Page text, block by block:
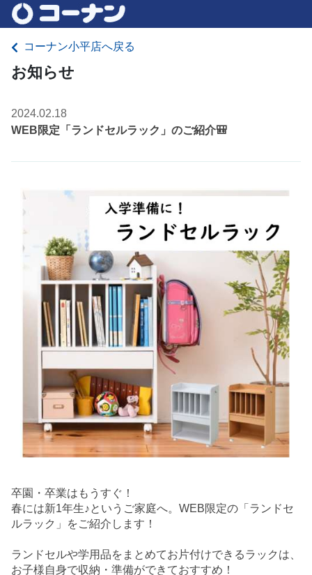
コーナン小平店へ戻る
お知らせ
2024.02.18
WEB限定「ランドセルラック」のご紹介🎒
卒園・卒業はもうすぐ！
春には新1年生♪というご家庭へ。WEB限定の「ランドセ
ルラック」をご紹介します！
ランドセルや学用品をまとめてお片付けできるラックは、
お子様自身で収納・準備ができておすすめ！